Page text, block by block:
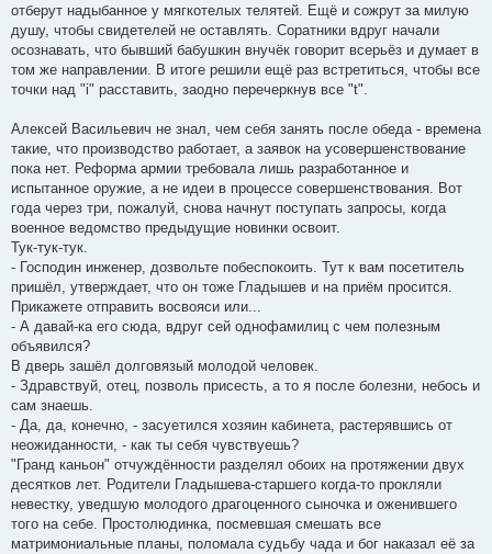
отберут надыбанное у мягкотелых телятей. Ещё и сожрут за милую
душу, чтобы свидетелей не оставлять. Соратники вдруг начали
осознавать, что бывший бабушкин внучёк говорит всерьёз и думает в
том же направлении. В итоге решили ещё раз встретиться, чтобы все
точки над "i" расставить, заодно перечеркнув все "t".
Алексей Васильевич не знал, чем себя занять после обеда - времена
такие, что производство работает, а заявок на усовершенствование
пока нет. Реформа армии требовала лишь разработанное и
испытанное оружие, а не идеи в процессе совершенствования. Вот
года через три, пожалуй, снова начнут поступать запросы, когда
военное ведомство предыдущие новинки освоит.
Тук-тук-тук.
- Господин инженер, дозвольте побеспокоить. Тут к вам посетитель
пришёл, утверждает, что он тоже Гладышев и на приём просится.
Прикажете отправить восвояси или...
- А давай-ка его сюда, вдруг сей однофамилиц с чем полезным
объявился?
В дверь зашёл долговязый молодой человек.
- Здравствуй, отец, позволь присесть, а то я после болезни, небось и
сам знаешь.
- Да, да, конечно, - засуетился хозяин кабинета, растерявшись от
неожиданности, - как ты себя чувствуешь?
"Гранд каньон" отчуждённости разделял обоих на протяжении двух
десятков лет. Родители Гладышева-старшего когда-то прокляли
невестку, уведшую молодого драгоценного сыночка и оженившего
того на себе. Простолюдинка, посмевшая смешать все
матримониальные планы, поломала судьбу чада и бог наказал её за